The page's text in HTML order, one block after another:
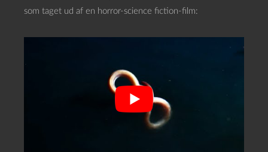
som taget ud af en horror-science fiction-film: